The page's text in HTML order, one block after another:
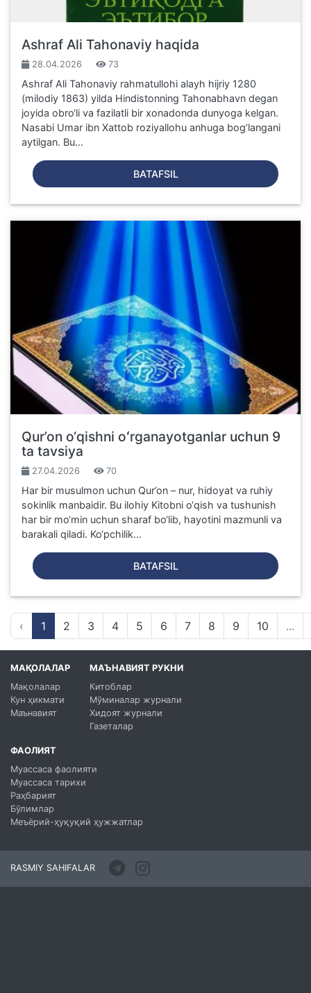
Ashraf Ali Tahonaviy haqida
28.04.2026 73
Ashraf Ali Tahonaviy rahmatullohi alayh hijriy 1280
(milodiy 1863) yilda Hindistonning Tahonabhavn degan
joyida obro‘li va fazilatli bir xonadonda dunyoga kelgan.
Nasabi Umar ibn Xattob roziyallohu anhuga bog‘langani
aytilgan. Bu...
BATAFSIL
Qur’on o‘qishni oʻrganayotganlar uchun 9
ta tavsiya
27.04.2026 70
Har bir musulmon uchun Qur’on – nur, hidoyat va ruhiy
sokinlik manbaidir. Bu ilohiy Kitobni o‘qish va tushunish
har bir mo‘min uchun sharaf bo‘lib, hayotini mazmunli va
barakali qiladi. Ko‘pchilik...
BATAFSIL
‹ 1 2 3 4 5 6 7 8 9 10 ...
МАҚОЛАЛАР
Мақолалар
Кун ҳикмати
Маънавият
МАЪНАВИЯТ РУКНИ
Китоблар
Мўминалар журнали
Хидоят журнали
Газеталар
ФАОЛИЯТ
Муассаса фаолияти
Муассаса тарихи
Раҳбарият
Бўлимлар
Меъёрий-ҳуқуқий ҳужжатлар
RASMIY SAHIFALAR